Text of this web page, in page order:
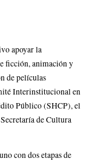
apoyar la
ficción, animación y
de películas
Interinstitucional en
Público (SHCP), el
de Cultura
con dos etapas de